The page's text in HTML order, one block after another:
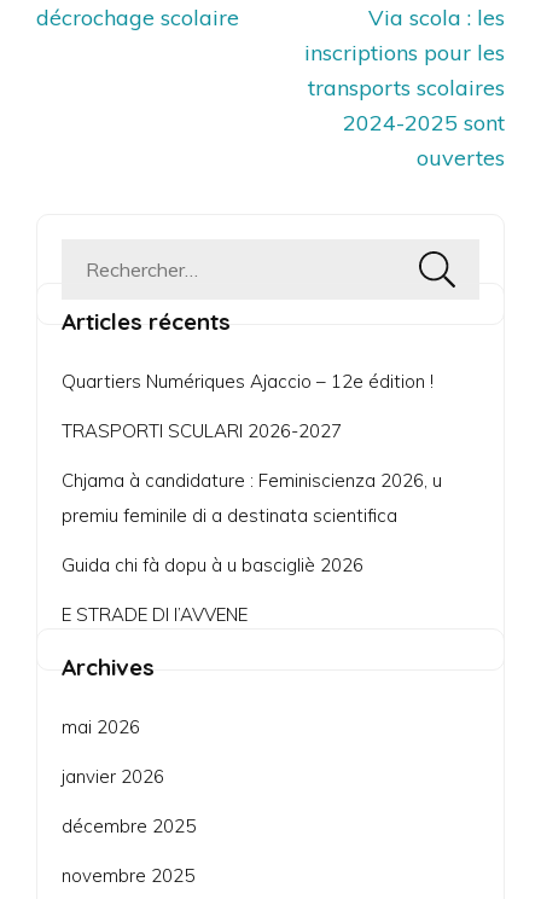
de
décrochage scolaire
Via scola : les
inscriptions pour les
transports scolaires
2024-2025 sont
ouvertes
Rechercher :
Articles récents
Quartiers Numériques Ajaccio – 12e édition !
TRASPORTI SCULARI 2026-2027
Chjama à candidature : Feminiscienza 2026, u
premiu feminile di a destinata scientifica
Guida chi fà dopu à u bascigliè 2026
E STRADE DI l’AVVENE
Archives
mai 2026
janvier 2026
décembre 2025
novembre 2025